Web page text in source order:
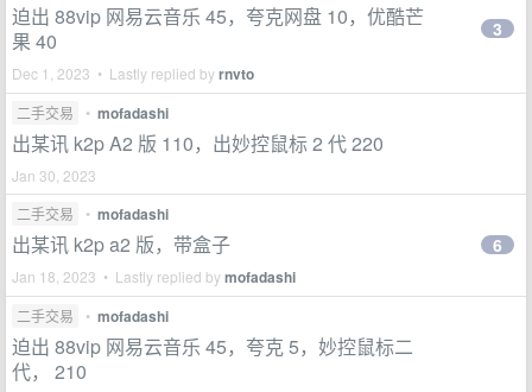
迫出 88vip 网易云音乐 45，夸克网盘 10，优酷芒
果 40
Dec 1, 2023 • Lastly replied byrnvto
3
二手交易 • mofadashi
出某讯 k2p A2 版 110，出妙控鼠标 2 代 220
Jan 30, 2023
二手交易
• mofadashi
出某讯 k2p a2 版，带盒子
Jan 18, 2023 • Lastly replied bymofadashi
6
二手交易 • mofadashi
迫出 88vip 网易云音乐 45，夸克 5，妙控鼠标二
代， 210